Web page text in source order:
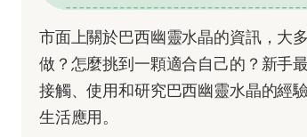
市面上關於巴西幽靈水晶的資訊，大
做？怎麼挑到一顆適合自己的？新手
接觸、使用和研究巴西幽靈水晶的經
生活應用。